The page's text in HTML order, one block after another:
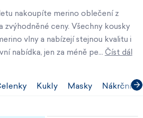
nakoupíte merino oblečení z
zvýhodněné ceny. Všechny kousky
vlny a nabízejí stejnou kvalitu i
nabídka, jen za méně pe… Číst dál
Kukly Masky Nákrčníky